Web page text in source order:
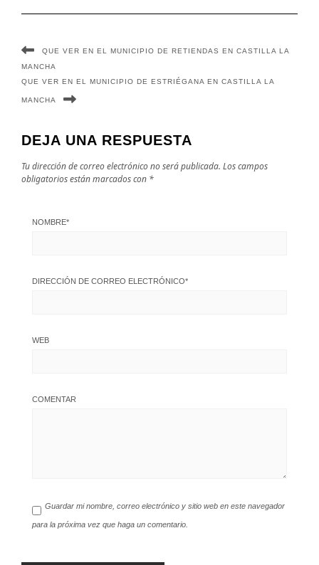
QUE VER EN EL MUNICIPIO DE RETIENDAS EN CASTILLA LA
MANCHA
QUE VER EN EL MUNICIPIO DE ESTRIÉGANA EN CASTILLA LA
MANCHA
DEJA UNA RESPUESTA
Tu dirección de correo electrónico no será publicada. Los campos
obligatorios están marcados con *
NOMBRE*
DIRECCIÓN DE CORREO ELECTRÓNICO*
WEB
COMENTAR
Guardar mi nombre, correo electrónico y sitio web en este navegador
para la próxima vez que haga un comentario.